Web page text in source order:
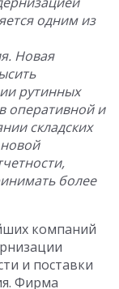
одним из
Новая
рутинных
оперативной и
складских
более
компаний
и поставки
Фирма